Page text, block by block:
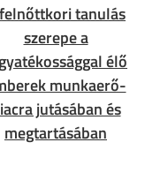
tanulás
szerepe a
élő
munkaerő-
jutásában és
megtartásában